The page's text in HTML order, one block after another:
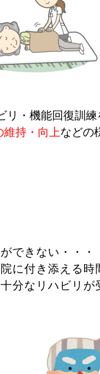
リ・機能回復訓
維持・向上などの
ができない・
に付き添える時
十分なリハビ